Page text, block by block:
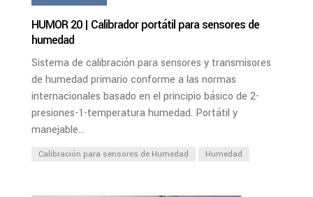
HUMOR 20 | Calibrador portátil para sensores de
humedad
Sistema de calibración para sensores y transmisores
de humedad primario conforme a las normas
internacionales basado en el principio básico de 2-
presiones-1-temperatura humedad. Portátil y
manejable...
Calibración para sensores de Humedad Humedad